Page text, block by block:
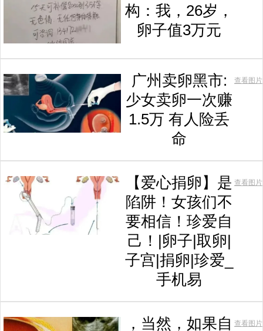
构：我，26岁，
卵子值3万元
广州卖卵黑市:
少女卖卵一次赚
1.5万 有人险丢
命
查看图片
【爱心捐卵】是
陷阱！女孩们不
要相信！珍爱自
己！|卵子|取卵|
子宫|捐卵|珍爱_
手机易
查看图片
，当然，如果自 查看图片